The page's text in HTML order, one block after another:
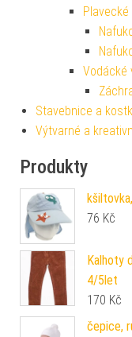
Vodácké
Stavebnice a
Výtvarné a
Produkty
76 Kč
Kalhoty
4/5let
170 Kč
čepice,